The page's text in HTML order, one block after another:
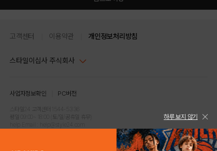
고객센터 이용약관 개인정보처리방침
스타일이십사 주식회사
주소 : 서울시 강남구 논현로 633, 6층 (논현동, 한세엠케이빌딩)
사업자등록번호 : 116-81-32499
통신판매업신고번호 : 제 2024-서울강남-04239
사업자정보확인 PC버전
스타일24 고객센터 1544-5336
평일 09:00~ 18:00 (토/일/공휴일 휴무)
COPYRIGHTⓒ2021 STYLE24 ALL RIGHTS RESERVED.
하루 보지 않기